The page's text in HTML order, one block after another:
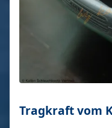
Tragkraft vom